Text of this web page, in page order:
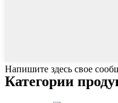
Напишите здесь свое
Категории